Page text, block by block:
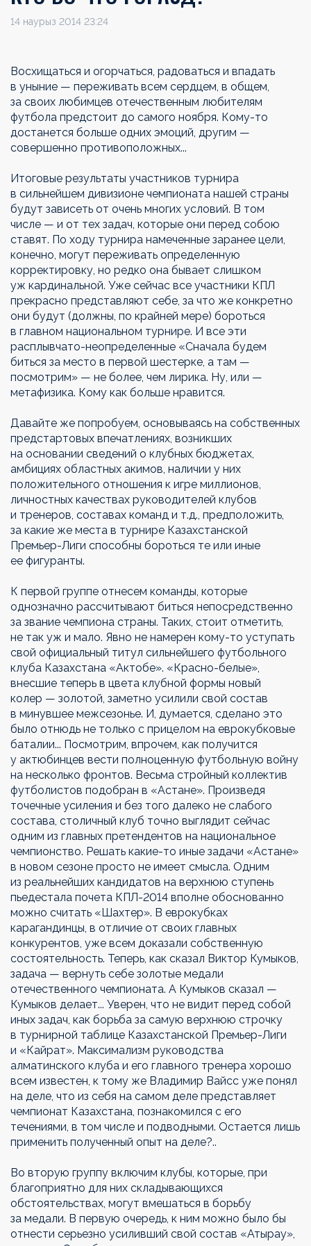
14 наурыз 2014 23:24
Восхищаться и огорчаться, радоваться и впадать
в уныние — переживать всем сердцем, в общем,
за своих любимцев отечественным любителям
футбола предстоит до самого ноября. Кому-то
достанется больше одних эмоций, другим —
совершенно противоположных...
Итоговые результаты участников турнира
в сильнейшем дивизионе чемпионата нашей страны
будут зависеть от очень многих условий. В том
числе — и от тех задач, которые они перед собою
ставят. По ходу турнира намеченные заранее цели,
конечно, могут переживать определенную
корректировку, но редко она бывает слишком
уж кардинальной. Уже сейчас все участники КПЛ
прекрасно представляют себе, за что же конкретно
они будут (должны, по крайней мере) бороться
в главном национальном турнире. И все эти
расплывчато-неопределенные «Сначала будем
биться за место в первой шестерке, а там —
посмотрим» — не более, чем лирика. Ну, или —
метафизика. Кому как больше нравится.
Давайте же попробуем, основываясь на собственных
предстартовых впечатлениях, возникших
на основании сведений о клубных бюджетах,
амбициях областных акимов, наличии у них
положительного отношения к игре миллионов,
личностных качествах руководителей клубов
и тренеров, составах команд и т.д., предположить,
за какие же места в турнире Казахстанской
Премьер-Лиги способны бороться те или иные
ее фигуранты.
К первой группе отнесем команды, которые
однозначно рассчитывают биться непосредственно
за звание чемпиона страны. Таких, стоит отметить,
не так уж и мало. Явно не намерен кому-то уступать
свой официальный титул сильнейшего футбольного
клуба Казахстана «Актобе». «Красно-белые»,
внесшие теперь в цвета клубной формы новый
колер — золотой, заметно усилили свой состав
в минувшее межсезонье. И, думается, сделано это
было отнюдь не только с прицелом на еврокубковые
баталии... Посмотрим, впрочем, как получится
у актюбинцев вести полноценную футбольную войну
на несколько фронтов. Весьма стройный коллектив
футболистов подобран в «Астане». Произведя
точечные усиления и без того далеко не слабого
состава, столичный клуб точно выглядит сейчас
одним из главных претендентов на национальное
чемпионство. Решать какие-то иные задачи «Астане»
в новом сезоне просто не имеет смысла. Одним
из реальнейших кандидатов на верхнюю ступень
пьедестала почета КПЛ-2014 вполне обоснованно
можно считать «Шахтер». В еврокубках
карагандинцы, в отличие от своих главных
конкурентов, уже всем доказали собственную
состоятельность. Теперь, как сказал Виктор Кумыков,
задача — вернуть себе золотые медали
отечественного чемпионата. А Кумыков сказал —
Кумыков делает... Уверен, что не видит перед собой
иных задач, как борьба за самую верхнюю строчку
в турнирной таблице Казахстанской Премьер-Лиги
и «Кайрат». Максимализм руководства
алматинского клуба и его главного тренера хорошо
всем известен, к тому же Владимир Вайсс уже понял
на деле, что из себя на самом деле представляет
чемпионат Казахстана, познакомился с его
течениями, в том числе и подводными. Остается лишь
применить полученный опыт на деле?..
Во вторую группу включим клубы, которые, при
благоприятно для них складывающихся
обстоятельствах, могут вмешаться в борьбу
за медали. В первую очередь, к ним можно было бы
отнести серьезно усиливший свой состав «Атырау»,